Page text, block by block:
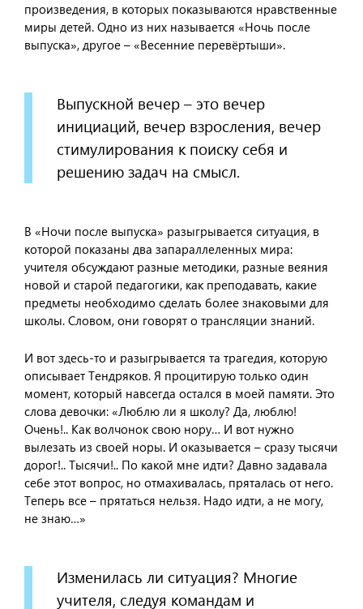
произведения, в которых показываются нравственные
миры детей. Одно из них называется «Ночь после
выпуска», другое – «Весенние перевёртыши».
Выпускной вечер – это вечер
инициаций, вечер взросления, вечер
стимулирования к поиску себя и
решению задач на смысл.
В «Ночи после выпуска» разыгрывается ситуация, в
которой показаны два запараллеленных мира:
учителя обсуждают разные методики, разные веяния
новой и старой педагогики, как преподавать, какие
предметы необходимо сделать более знаковыми для
школы. Словом, они говорят о трансляции знаний.
И вот здесь-то и разыгрывается та трагедия, которую
описывает Тендряков. Я процитирую только один
момент, который навсегда остался в моей памяти. Это
слова девочки: «Люблю ли я школу? Да, люблю!
Очень!.. Как волчонок свою нору… И вот нужно
вылезать из своей норы. И оказывается – сразу тысячи
дорог!.. Тысячи!.. По какой мне идти? Давно задавала
себе этот вопрос, но отмахивалась, пряталась от него.
Теперь все – прятаться нельзя. Надо идти, а не могу,
не знаю…»
Изменилась ли ситуация? Многие
учителя, следуя командам и